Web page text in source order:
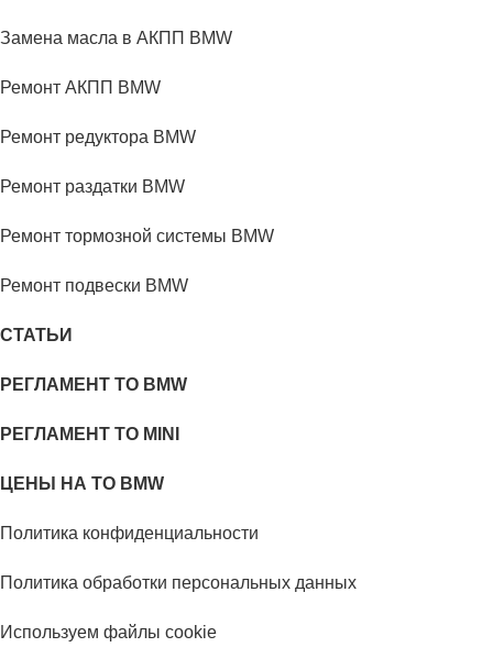
Замена масла в АКПП BMW
Ремонт АКПП BMW
Ремонт редуктора BMW
Ремонт раздатки BMW
Ремонт тормозной системы BMW
Ремонт подвески BMW
СТАТЬИ
РЕГЛАМЕНТ ТО BMW
РЕГЛАМЕНТ ТО MINI
ЦЕНЫ НА ТО BMW
Политика конфиденциальности
Политика обработки персональных данных
Используем файлы cookie